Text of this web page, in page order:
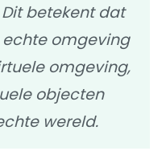
betekent dat
omgeving
omgeving,
objecten
wereld.